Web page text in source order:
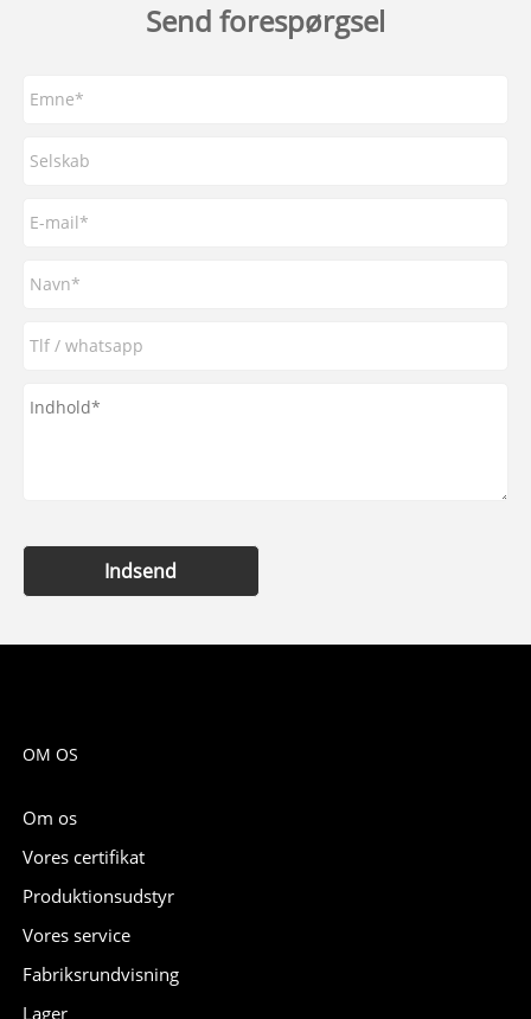
Send forespørgsel
Indsend
OM OS
Om os
Vores certifikat
Produktionsudstyr
Vores service
Fabriksrundvisning
Lager